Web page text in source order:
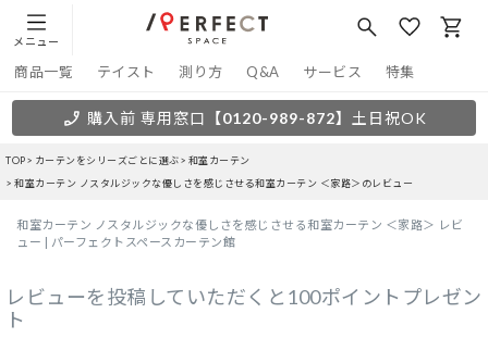
メニュー
商品一覧 テイスト 測り方 Q&A サービス 特集
購入前 専用窓口 【0120-989-872】 土日祝OK
TOP カーテンをシリーズごとに選ぶ
和室カーテン
和室カーテン ノスタルジックな優しさを感じさせる和室カーテン ＜家路＞のレビュー
和室カーテン ノスタルジックな優しさを感じさせる和室カーテン ＜家路＞ レビ
ュー | パーフェクトスペースカーテン館
レビューを投稿していただくと100ポイントプレゼン
ト